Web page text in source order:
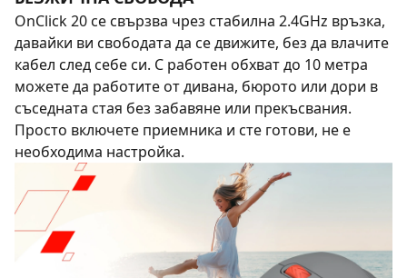
OnClick 20 се свързва чрез стабилна 2.4GHz връзка,
давайки ви свободата да се движите, без да влачите
кабел след себе си. С работен обхват до 10 метра
можете да работите от дивана, бюрото или дори в
съседната стая без забавяне или прекъсвания.
Просто включете приемника и сте готови, не е
необходима настройка.